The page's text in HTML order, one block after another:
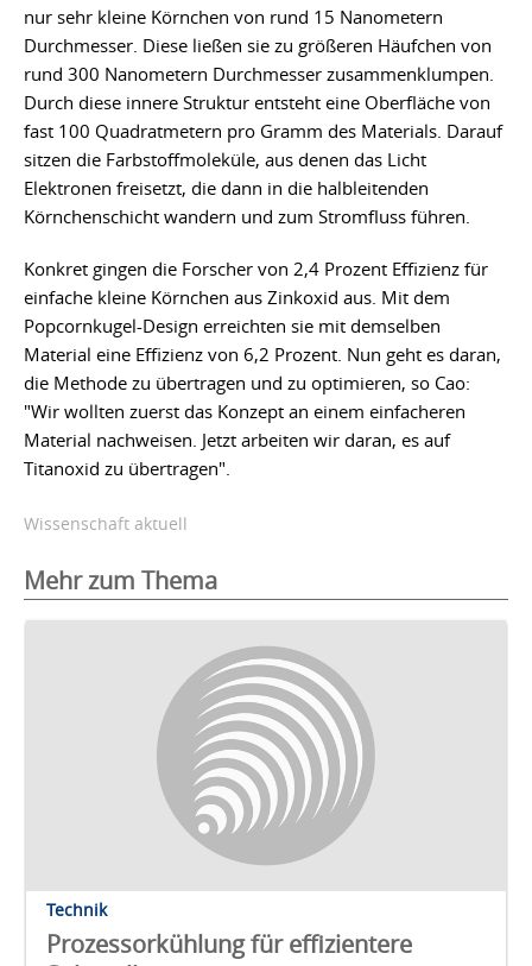
nur sehr kleine Körnchen von rund 15 Nanometern
Durchmesser. Diese ließen sie zu größeren Häufchen von
rund 300 Nanometern Durchmesser zusammenklumpen.
Durch diese innere Struktur entsteht eine Oberfläche von
fast 100 Quadratmetern pro Gramm des Materials. Darauf
sitzen die Farbstoffmoleküle, aus denen das Licht
Elektronen freisetzt, die dann in die halbleitenden
Körnchenschicht wandern und zum Stromfluss führen.
Konkret gingen die Forscher von 2,4 Prozent Effizienz für
einfache kleine Körnchen aus Zinkoxid aus. Mit dem
Popcornkugel-Design erreichten sie mit demselben
Material eine Effizienz von 6,2 Prozent. Nun geht es daran,
die Methode zu übertragen und zu optimieren, so Cao:
"Wir wollten zuerst das Konzept an einem einfacheren
Material nachweisen. Jetzt arbeiten wir daran, es auf
Titanoxid zu übertragen".
Wissenschaft aktuell
Mehr zum Thema
Technik
Prozessorkühlung für effizientere